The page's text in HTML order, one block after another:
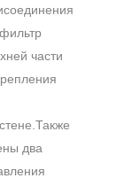
части
два